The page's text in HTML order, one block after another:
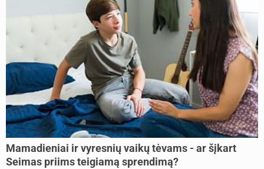
Mamadieniai ir vyresnių vaikų tėvams - ar šįkart
Seimas priims teigiamą sprendimą?